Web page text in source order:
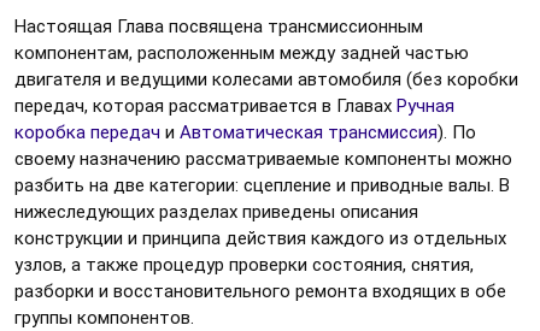
Настоящая Глава посвящена трансмиссионным
компонентам, расположенным между задней частью
двигателя и ведущими колесами автомобиля (без коробки
передач, которая рассматривается в Главах Ручная
коробка передач и Автоматическая трансмиссия). По
своему назначению рассматриваемые компоненты можно
разбить на две категории: сцепление и приводные валы. В
нижеследующих разделах приведены описания
конструкции и принципа действия каждого из отдельных
узлов, а также процедур проверки состояния, снятия,
разборки и восстановительного ремонта входящих в обе
группы компонентов.